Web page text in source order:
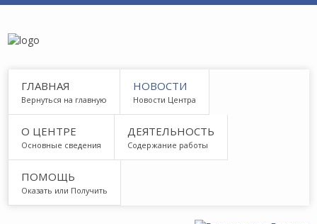
ГЛАВНАЯ
Вернуться на главную
НОВОСТИ
Новости Центра
О ЦЕНТРЕ
Основные сведения
ДЕЯТЕЛЬНОСТЬ
Содержание работы
ПОМОЩЬ
Оказать или Получить